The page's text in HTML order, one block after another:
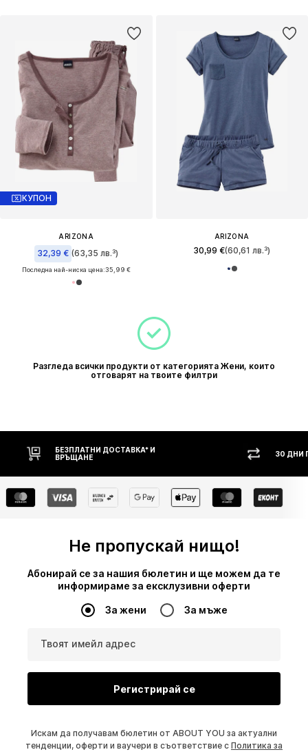
КУПОН
ARIZONA
32,39 € (63,35 лв.³)
Последна най-ниска цена:35,99 €
ARIZONA
30,99 €(60,61 лв.³)
Разгледа всички продукти от категорията Жени, които
отговарят на твоите филтри
ДОСТАВКА* И
30 ДНИ ПРАВО НА ВРЪЩАНЕ
Не пропускай нищо!
Абонирай се за нашия бюлетин и ще можем да те
информираме за ексклузивни оферти
За жени За мъже
Твоят имейл адрес
Регистрирай се
Искам да получавам бюлетин от ABOUT YOU за актуални
тенденции, оферти и ваучери в съответствие с Политика за